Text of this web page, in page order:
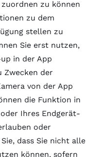
zu können
zu dem
stellen zu
Sie erst nutzen,
in der App
Zwecken der
von der App
die Funktion in
Ihres Endgerät-
oder
dass Sie nicht alle
können, sofern